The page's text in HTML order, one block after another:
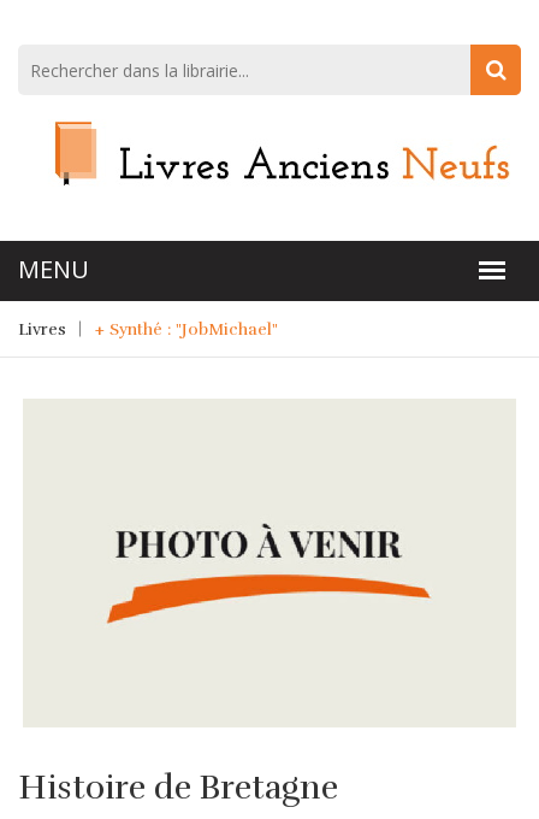
Livres + Synthé : "JobMichael"
Histoire de Bretagne